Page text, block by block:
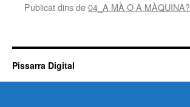
Publicat dins de04_A MÀ O A MÀQUINA?
Pissarra Digital